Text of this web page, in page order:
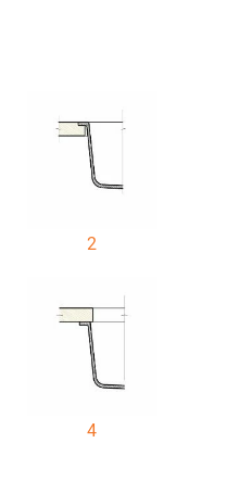
2
4